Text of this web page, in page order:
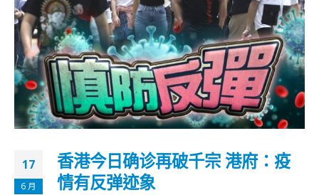
17
6 月
香港今日确诊再破千宗 港府：疫
情有反弹迹象